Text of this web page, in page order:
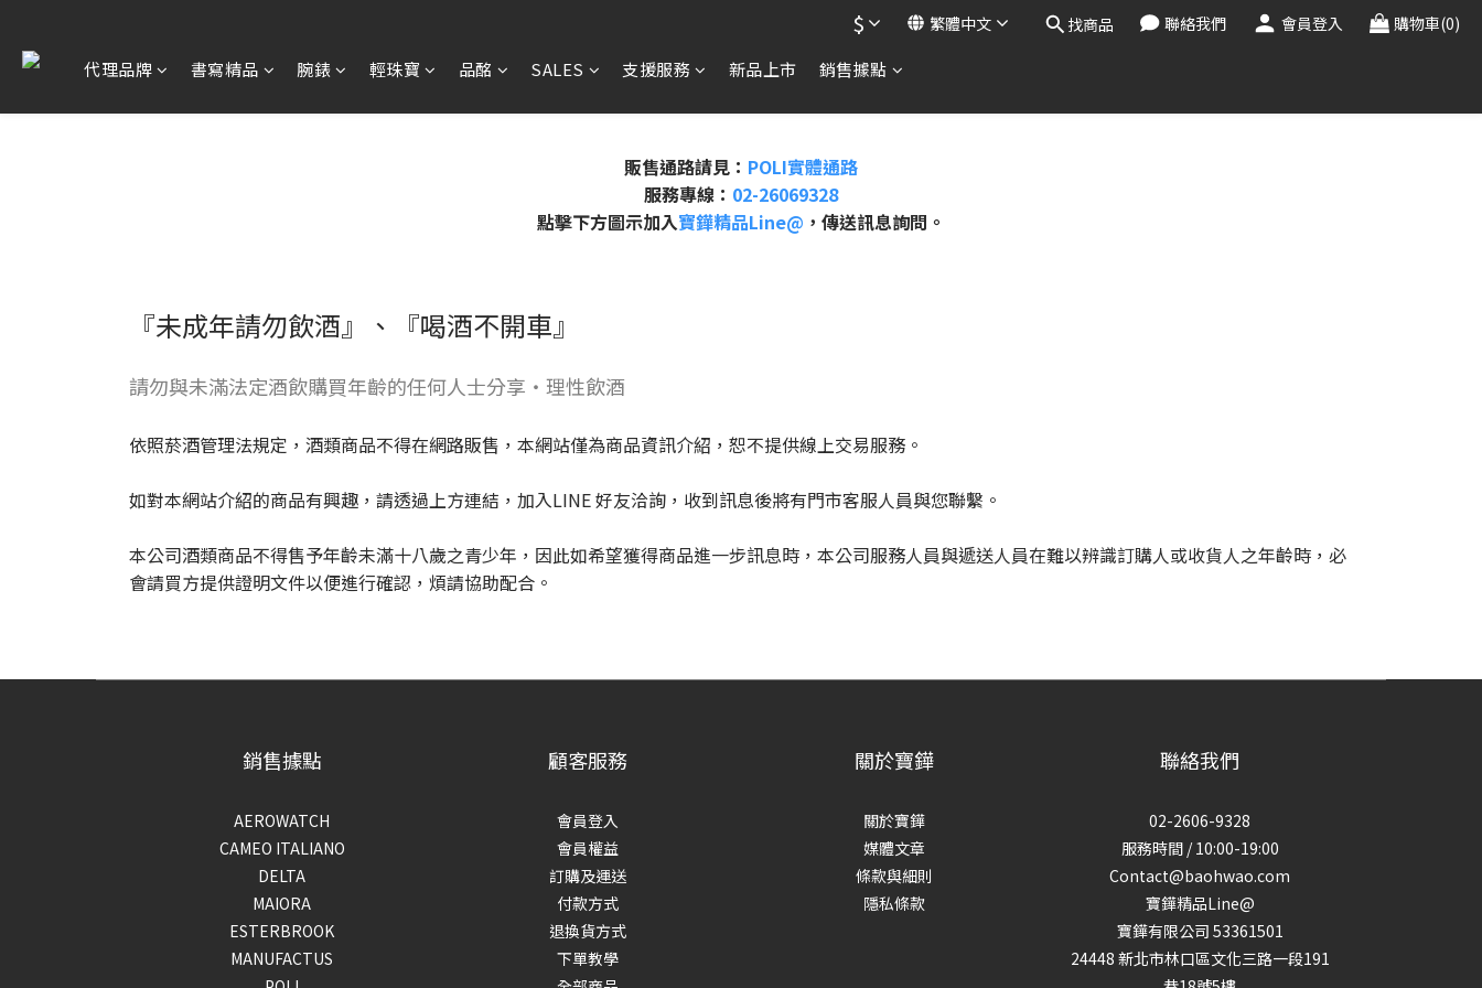
$ 繁體中文 找商品 聯絡我們 會員登入 購物車(0)
代理品牌 書寫精品 腕錶 輕珠寶 品酩 SALES 支援服務 新品上市 銷售據點
販售通路請見： POLI實體通路
服務專線： 02-26069328
點擊下方圖示加入寶鏵精品Line@ ，傳送訊息詢問。
『未成年請勿飲酒』、『喝酒不開車』
請勿與未滿法定酒飲購買年齡的任何人士分享・理性飲酒
依照菸酒管理法規定，酒類商品不得在網路販售，本網站僅為商品資訊介紹，恕不提供線上交易服務。
如對本網站介紹的商品有興趣，請透過上方連結，加入LINE 好友洽詢，收到訊息後將有門市客服人員與您聯繫。
本公司酒類商品不得售予年齡未滿十八歲之青少年，因此如希望獲得商品進一步訊息時，本公司服務人員與遞送人員在難以辨識訂購人或收貨人之年齡時，必
會請買方提供證明文件以便進行確認，煩請協助配合。
銷售據點
AEROWATCH
CAMEO ITALIANO
DELTA
MAIORA
ESTERBROOK
MANUFACTUS
顧客服務
會員登入
會員權益
訂購及運送
付款方式
退換貨方式
下單教學
關於寶鏵
關於寶鏵
媒體文章
條款與細則
隱私條款
聯絡我們
02-2606-9328
服務時間 / 10:00-19:00
Contact@baohwao.com
寶鏵精品Line@
寶鏵有限公司 53361501
24448 新北市林口區文化三路一段191